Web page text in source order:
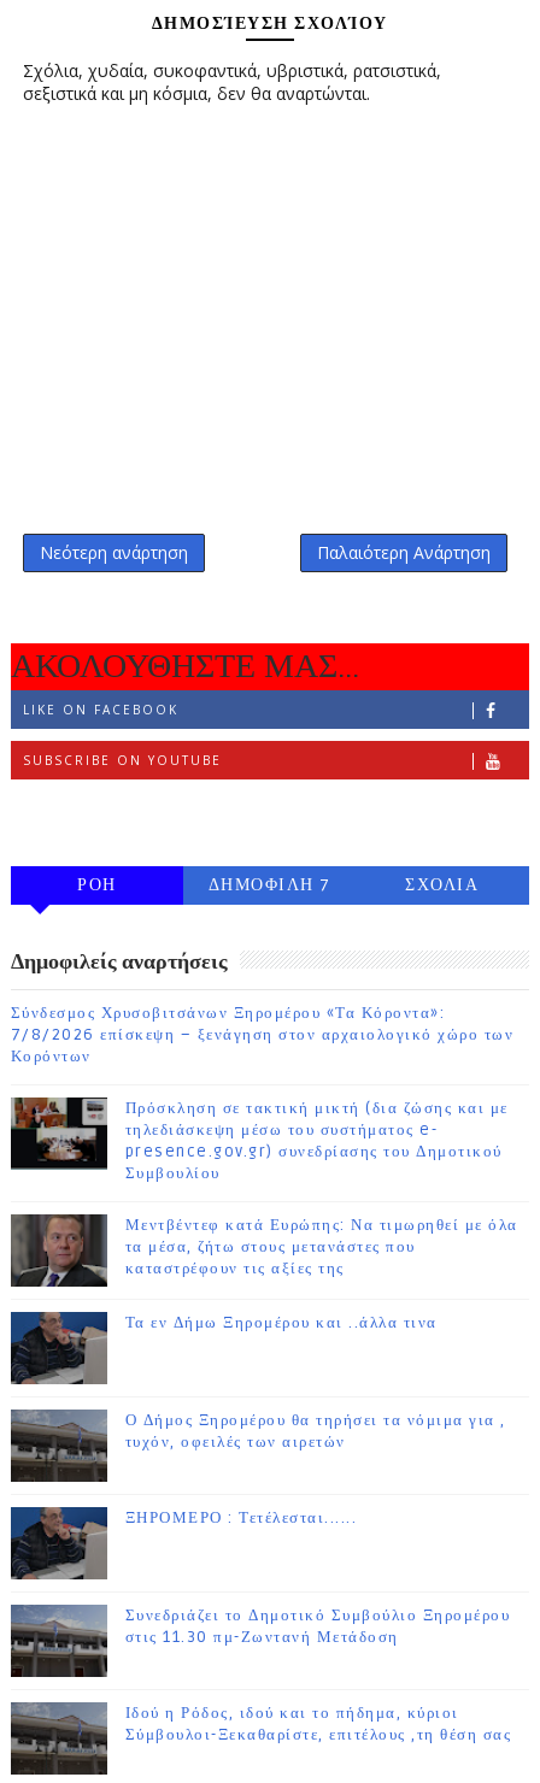
ΔΗΜΟΣΊΕΥΣΗ ΣΧΟΛΊΟΥ
Σχόλια, χυδαία, συκοφαντικά, υβριστικά, ρατσιστικά,
σεξιστικά και μη κόσμια, δεν θα αναρτώνται.
Νεότερη ανάρτηση Παλαιότερη Ανάρτηση
ΑΚΟΛΟΥΘΗΣΤΕ ΜΑΣ...
LIKE ON FACEBOOK
SUBSCRIBE ON YOUTUBE
ΡΟΗ
ΔΗΜΟΦΙΛΗ 7
ΣΧΟΛΙΑ
Δημοφιλείς αναρτήσεις
Σύνδεσμος Χρυσοβιτσάνων Ξηρομέρου «Τα Κόροντα»:
7/8/2026 επίσκεψη – ξενάγηση στον αρχαιολογικό χώρο των
Κορόντων
Πρόσκληση σε τακτική μικτή (δια ζώσης και με
τηλεδιάσκεψη μέσω του συστήματος e-
presence.gov.gr) συνεδρίασης του Δημοτικού
Συμβουλίου
Μεντβέντεφ κατά Ευρώπης: Να τιμωρηθεί με όλα
τα μέσα, ζήτω στους μετανάστες που
καταστρέφουν τις αξίες της
Τα εν Δήμω Ξηρομέρου και ..άλλα τινα
Ο Δήμος Ξηρομέρου θα τηρήσει τα νόμιμα για ,
τυχόν, οφειλές των αιρετών
ΞΗΡΟΜΕΡΟ : Τετέλεσται......
Συνεδριάζει το Δημοτικό Συμβούλιο Ξηρομέρου
στις 11.30 πμ-Ζωντανή Μετάδοση
Ιδού η Ρόδος, ιδού και το πήδημα, κύριοι
Σύμβουλοι-Ξεκαθαρίστε, επιτέλους ,τη θέση σας